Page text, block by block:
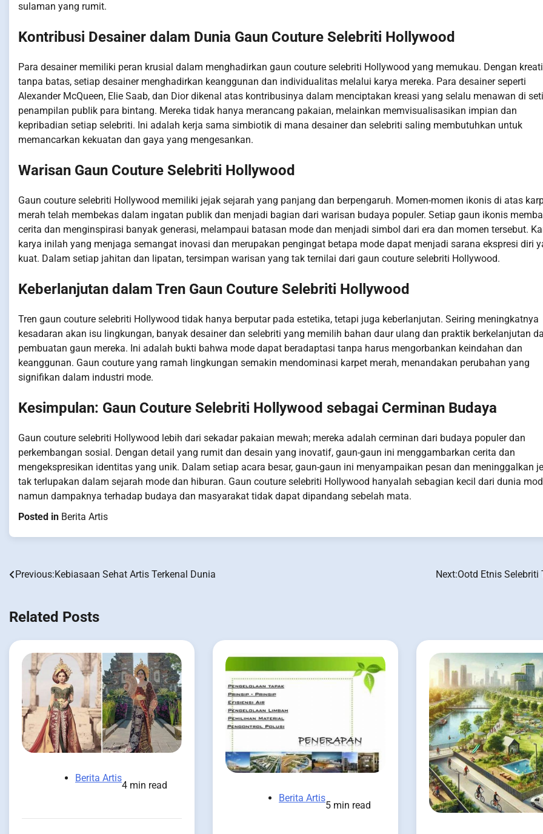
sulaman yang rumit.
Kontribusi Desainer dalam Dunia Gaun Couture Selebriti Hollywood
Para desainer memiliki peran krusial dalam menghadirkan gaun couture selebriti Hollywood yang memukau. Dengan
tanpa batas, setiap desainer menghadirkan keanggunan dan individualitas melalui karya mereka. Para desainer seperti
Alexander McQueen, Elie Saab, dan Dior dikenal atas kontribusinya dalam menciptakan kreasi yang selalu menawan di
penampilan publik para bintang. Mereka tidak hanya merancang pakaian, melainkan memvisualisasikan impian dan
kepribadian setiap selebriti. Ini adalah kerja sama simbiotik di mana desainer dan selebriti saling membutuhkan untuk
memancarkan kekuatan dan gaya yang mengesankan.
Warisan Gaun Couture Selebriti Hollywood
Gaun couture selebriti Hollywood memiliki jejak sejarah yang panjang dan berpengaruh. Momen-momen ikonis di atas
merah telah membekas dalam ingatan publik dan menjadi bagian dari warisan budaya populer. Setiap gaun ikonis
cerita dan menginspirasi banyak generasi, melampaui batasan mode dan menjadi simbol dari era dan momen tersebut.
karya inilah yang menjaga semangat inovasi dan merupakan pengingat betapa mode dapat menjadi sarana ekspresi diri
kuat. Dalam setiap jahitan dan lipatan, tersimpan warisan yang tak ternilai dari gaun couture selebriti Hollywood.
Keberlanjutan dalam Tren Gaun Couture Selebriti Hollywood
Tren gaun couture selebriti Hollywood tidak hanya berputar pada estetika, tetapi juga keberlanjutan. Seiring meningkatnya
kesadaran akan isu lingkungan, banyak desainer dan selebriti yang memilih bahan daur ulang dan praktik berkelanjutan
pembuatan gaun mereka. Ini adalah bukti bahwa mode dapat beradaptasi tanpa harus mengorbankan keindahan dan
keanggunan. Gaun couture yang ramah lingkungan semakin mendominasi karpet merah, menandakan perubahan yang
signifikan dalam industri mode.
Kesimpulan: Gaun Couture Selebriti Hollywood sebagai Cerminan Budaya
Gaun couture selebriti Hollywood lebih dari sekadar pakaian mewah; mereka adalah cerminan dari budaya populer dan
perkembangan sosial. Dengan detail yang rumit dan desain yang inovatif, gaun-gaun ini menggambarkan cerita dan
mengekspresikan identitas yang unik. Dalam setiap acara besar, gaun-gaun ini menyampaikan pesan dan meninggalkan
tak terlupakan dalam sejarah mode dan hiburan. Gaun couture selebriti Hollywood hanyalah sebagian kecil dari dunia
namun dampaknya terhadap budaya dan masyarakat tidak dapat dipandang sebelah mata.
Posted in Berita Artis
Post
Previous:Kebiasaan Sehat Artis Terkenal Dunia Next:Ootd Etnis Selebriti
Related Posts
Berita Artis
4 min read
Berita Artis
5 min read